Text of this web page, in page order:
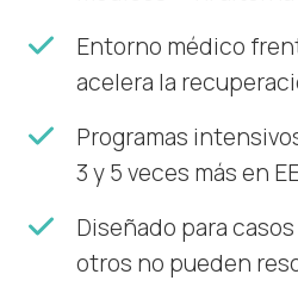
Entorno médico
acelera la
Programas
3 y 5 veces más en
Diseñado para
otros no pueden